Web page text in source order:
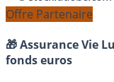
Offre Partenaire
🎁 Assurance Vie
fonds euros